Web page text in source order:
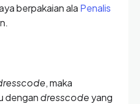
berpakaian ala Penalis
, maka
dengan dresscode yang